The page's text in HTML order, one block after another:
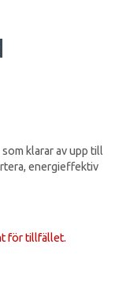
klarar av upp till
energieffektiv
för tillfället.